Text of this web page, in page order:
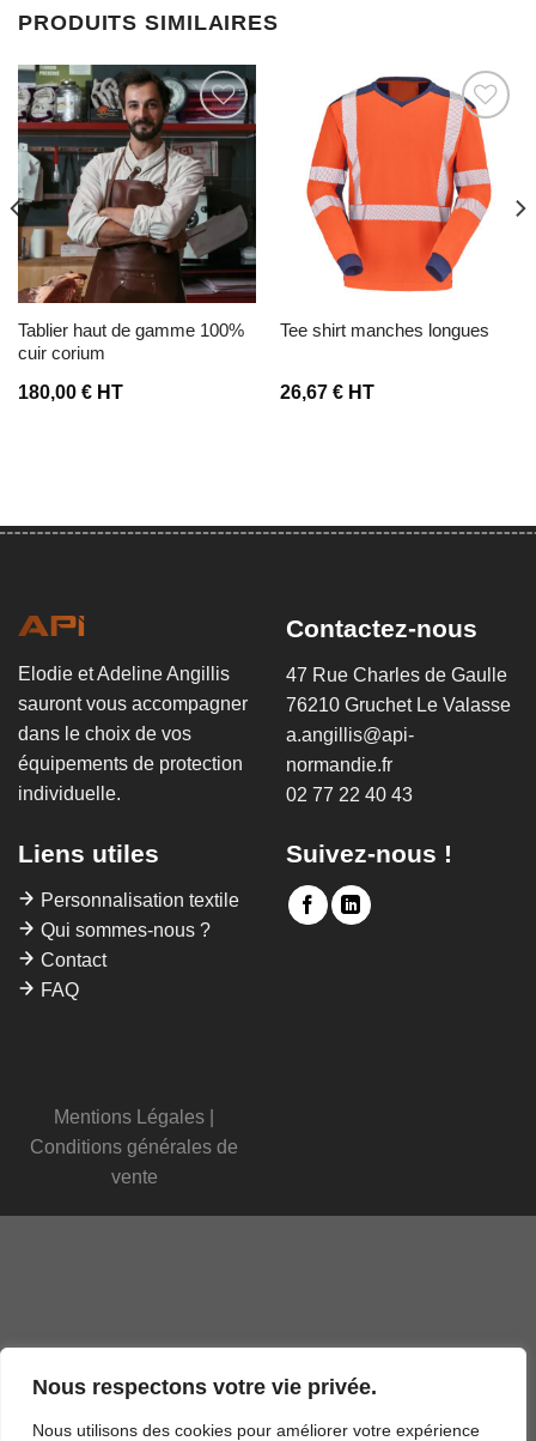
Nous respectons votre vie privée.
Nous utilisons des cookies pour améliorer votre expérience
PRODUITS SIMILAIRES
Ajouter à la liste d’envies
tablier haut de gamme 100%
cuir corium
180,00 €HT
Ajouter à la liste d’envies
tee shirt manches longues
26,67 €HT
Elodie et Adeline Angillis
sauront vous accompagner
dans le choix de vos
équipements de protection
individuelle.
Contactez-nous
47 Rue Charles de Gaulle
76210 Gruchet Le Valasse
a.angillis@api-
normandie.fr
02 77 22 40 43
Liens utiles
Personnalisation textile
Qui sommes-nous ?
Contact
FAQ
Suivez-nous !
Mentions Légales
Conditions générales de
vente